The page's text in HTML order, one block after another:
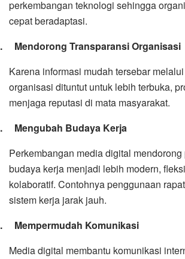
perkembangan teknologi sehingga
cepat beradaptasi.
Mendorong Transparansi Organisasi
Karena informasi mudah tersebar
organisasi dituntut untuk lebih terbuka,
menjaga reputasi di mata masyarakat.
Mengubah Budaya Kerja
Perkembangan media digital mendorong
budaya kerja menjadi lebih modern,
kolaboratif. Contohnya penggunaan
sistem kerja jarak jauh.
Mempermudah Komunikasi
Media digital membantu komunikasi